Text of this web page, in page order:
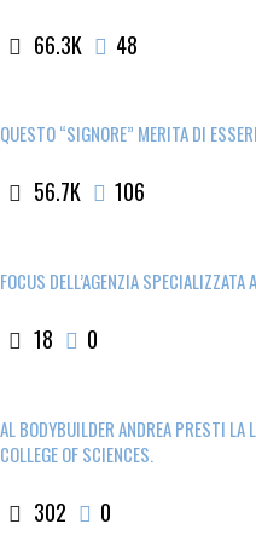
66.3K 48
QUESTO “SIGNORE” MERITA DI
56.7K 106
FOCUS DELL’AGENZIA
18 0
AL BODYBUILDER ANDREA PRESTI LA
COLLEGE OF SCIENCES.
302 0